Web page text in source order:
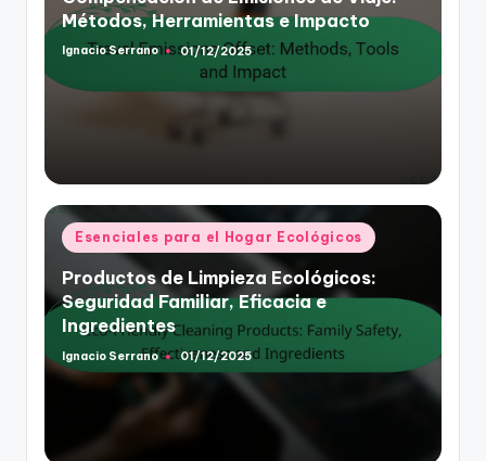
Métodos, Herramientas e Impacto
Posted
Ignacio Serrano 01/12/2025
Posted
in
Esenciales para el Hogar Ecológicos
Productos de Limpieza Ecológicos:
Seguridad Familiar, Eficacia e
Ingredientes
Posted
by
Ignacio Serrano 01/12/2025